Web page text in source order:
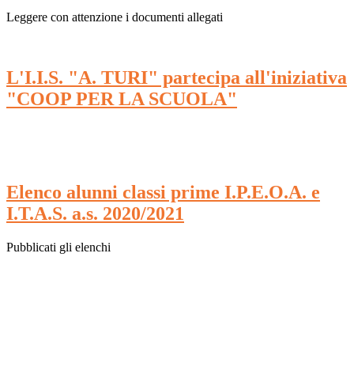
Leggere con attenzione i documenti allegati
L'I.I.S. "A. TURI" partecipa all'iniziativa
"COOP PER LA SCUOLA"
Elenco alunni classi prime I.P.E.O.A. e
I.T.A.S. a.s. 2020/2021
Pubblicati gli elenchi